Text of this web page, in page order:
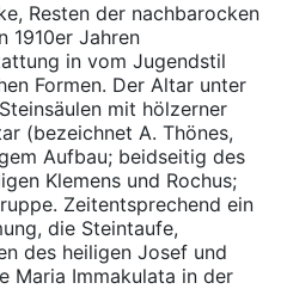
Resten der nachbarocken
1910er Jahren
in vom Jugendstil
Formen. Der Altar unter
mit hölzerner
(bezeichnet A. Thönes,
Aufbau; beidseitig des
Klemens und Rochus;
Zeitentsprechend ein
die Steintaufe,
des heiligen Josef und
Maria Immakulata in der